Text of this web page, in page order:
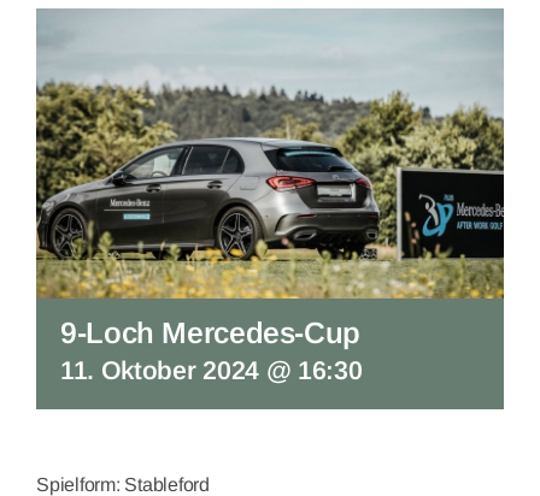
9-Loch Mercedes-Cup
11. Oktober 2024 @ 16:30
Spielform: Stableford